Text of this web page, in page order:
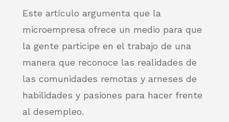
Este artículo argumenta que la
microempresa ofrece un medio para que
la gente participe en el trabajo de una
manera que reconoce las realidades de
las comunidades remotas y arneses de
habilidades y pasiones para hacer frente
al desempleo.